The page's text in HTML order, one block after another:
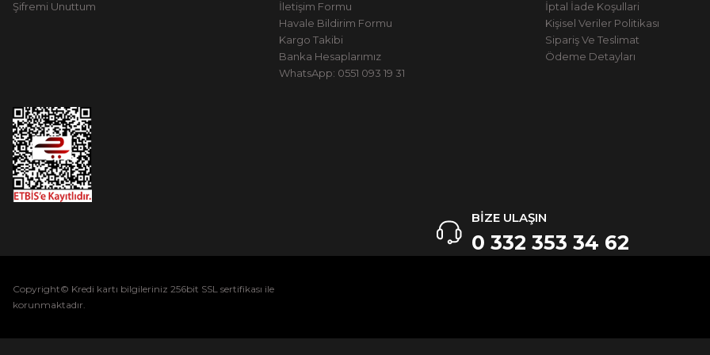
Şifremi Unuttum
İletişim Formu
Havale Bildirim Formu
Kargo Takibi
Banka Hesaplarımız
WhatsApp: 0551 093 19 31
İptal İade Koşullari
Kişisel Veriler Politikası
Sipariş Ve Teslimat
Ödeme Detayları
BİZE ULAŞIN
0 332 353 34 62
Copyright© Kredi kartı bilgileriniz 256bit SSL sertifikası ile
korunmaktadır.